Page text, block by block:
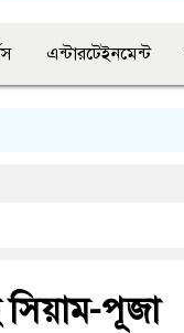
এন্টারটেইনমেন্ট
পূজা